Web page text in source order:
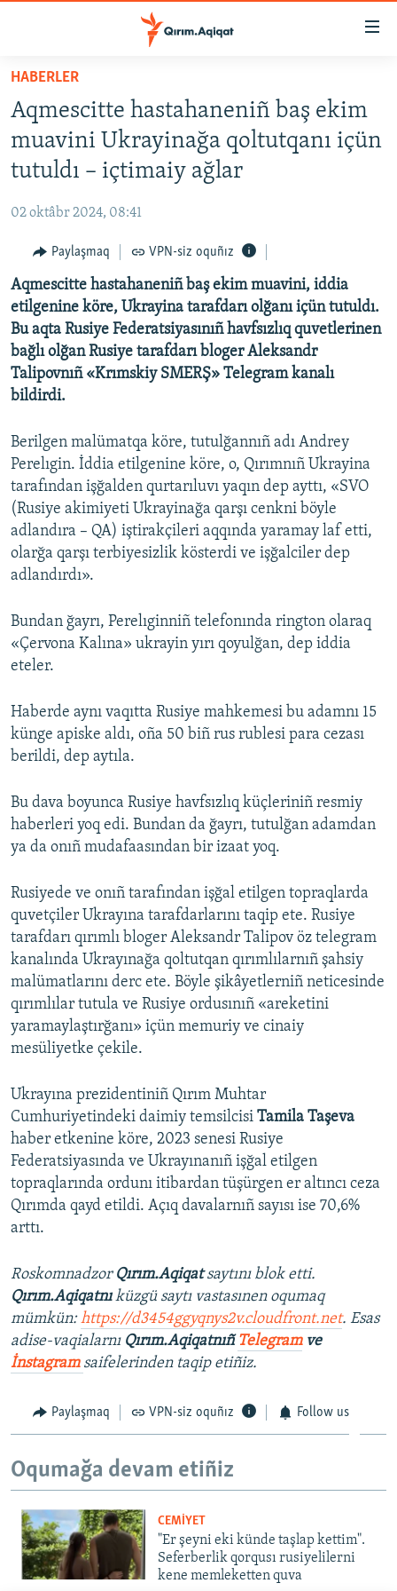
Esas
qaytmaq
Baş
navigatsiyağa
qaytmaq
Qıdıruvğa
SİYASET
İQTİSADİYAT
MEDENİYET
İNSAN AQLARI
VİDEO
SÜRET
BLOGLAR
FİKİR
Русский
Українською
QOŞULIÑIZ!
HABERLER
Aqmescitte hastahaneniñ baş ekim
muavini Ukrayinağa qoltutqanı içün
tutuldı – içtimaiy ağlar
02 oktâbr 2024, 08:41
Paylaşmaq VPN-siz oquñız
Aqmescitte hastahaneniñ baş ekim muavini, iddia
etilgenine köre, Ukrayina tarafdarı olğanı içün tutuldı.
Bu aqta Rusiye Federatsiyasınıñ havfsızlıq quvetlerinen
bağlı olğan Rusiye tarafdarı bloger Aleksandr
Talipovnıñ «Krımskiy SMERŞ» Telegram kanalı
bildirdi.
Berilgen malümatqa köre, tutulğannıñ adı Andrey
Perelıgin. İddia etilgenine köre, o, Qırımnıñ Ukrayina
tarafından işğalden qurtarıluvı yaqın dep ayttı, «SVO
(Rusiye akimiyeti Ukrayinağa qarşı cenkni böyle
adlandıra – QA) iştirakçileri aqqında yaramay laf etti,
olarğa qarşı terbiyesizlik kösterdi ve işğalciler dep
adlandırdı».
Bundan ğayrı, Perelıginniñ telefonında rington olaraq
«Çervona Kalına» ukrayin yırı qoyulğan, dep iddia
eteler.
Haberde aynı vaqıtta Rusiye mahkemesi bu adamnı 15
künge apiske aldı, oña 50 biñ rus rublesi para cezası
berildi, dep aytıla.
Bu dava boyunca Rusiye havfsızlıq küçleriniñ resmiy
haberleri yoq edi. Bundan da ğayrı, tutulğan adamdan
ya da onıñ mudafaasından bir izaat yoq.
Rusiyede ve onıñ tarafından işğal etilgen topraqlarda
quvetçiler Ukrayına tarafdarlarını taqip ete. Rusiye
tarafdarı qırımlı bloger Aleksandr Talipov öz telegram
kanalında Ukrayınağa qoltutqan qırımlılarnıñ şahsiy
malümatlarını derc ete. Böyle şikâyetlerniñ neticesinde
qırımlılar tutula ve Rusiye ordusınıñ «areketini
yaramaylaştırğanı» içün memuriy ve cinaiy
mesüliyetke çekile.
Ukrayına prezidentiniñ Qırım Muhtar
Cumhuriyetindeki daimiy temsilcisi Tamila Taşeva
haber etkenine köre, 2023 senesi Rusiye
Federatsiyasında ve Ukrayınanıñ işğal etilgen
topraqlarında ordunı itibardan tüşürgen er altıncı ceza
Qırımda qayd etildi. Açıq davalarnıñ sayısı ise 70,6%
arttı.
Roskomnadzor Qırım.Aqiqatsaytını blok etti.
Qırım.Aqiqatnıküzgü saytı vastasınen oqumaq
mümkün:https://d3454ggyqnys2v.cloudfront.net. Esas
adise-vaqialarnı Qırım.AqiqatnıñTelegramve
İnstagram saifelerinden taqip etiñiz.
Paylaşmaq VPN-siz oquñız Follow us
Oqumağa devam etiñiz
CEMİYET
"Er şeyni eki künde taşlap kettim".
Seferberlik qorqusı rusiyelilerni
kene memleketten quva